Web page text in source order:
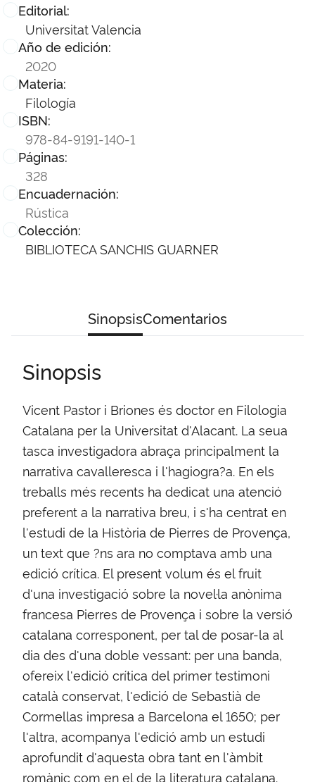
Editorial:
Universitat Valencia
Año de edición:
2020
Materia:
Filología
ISBN:
978-84-9191-140-1
Páginas:
328
Encuadernación:
Rústica
Colección:
BIBLIOTECA SANCHIS GUARNER
SinopsisComentarios
Sinopsis
Vicent Pastor i Briones és doctor en Filologia
Catalana per la Universitat d'Alacant. La seua
tasca investigadora abraça principalment la
narrativa cavalleresca i l'hagiogra?a. En els
treballs més recents ha dedicat una atenció
preferent a la narrativa breu, i s'ha centrat en
l'estudi de la Història de Pierres de Provença,
un text que ?ns ara no comptava amb una
edició crítica. El present volum és el fruit
d'una investigació sobre la novel·la anònima
francesa Pierres de Provença i sobre la versió
catalana corresponent, per tal de posar-la al
dia des d'una doble vessant: per una banda,
ofereix l'edició crítica del primer testimoni
català conservat, l'edició de Sebastià de
Cormellas impresa a Barcelona el 1650; per
l'altra, acompanya l'edició amb un estudi
aprofundit d'aquesta obra tant en l'àmbit
romànic com en el de la literatura catalana.